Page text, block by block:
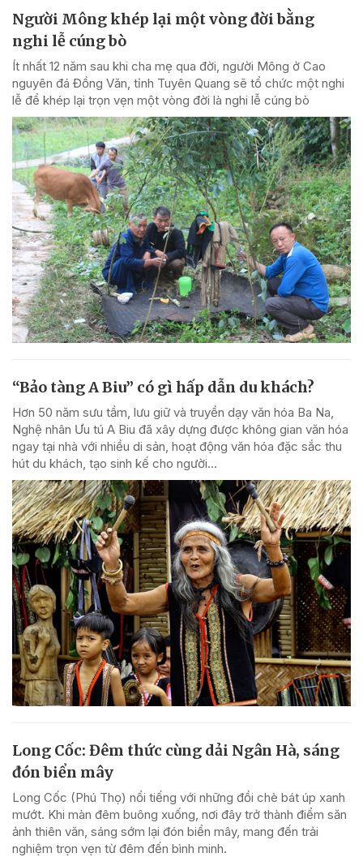
Người Mông khép lại một vòng đời bằng
nghi lễ cúng bò
Ít nhất 12 năm sau khi cha mẹ qua đời, người Mông ở Cao
nguyên đá Đồng Văn, tỉnh Tuyên Quang sẽ tổ chức một nghi
lễ để khép lại trọn vẹn một vòng đời là nghi lễ cúng bò
“Bảo tàng A Biu” có gì hấp dẫn du khách?
Hơn 50 năm sưu tầm, lưu giữ và truyền dạy văn hóa Ba Na,
Nghệ nhân Ưu tú A Biu đã xây dựng được không gian văn hóa
ngay tại nhà với nhiều di sản, hoạt động văn hóa đặc sắc thu
hút du khách, tạo sinh kế cho người...
Long Cốc: Đêm thức cùng dải Ngân Hà, sáng
đón biển mây
Long Cốc (Phú Thọ) nổi tiếng với những đồi chè bát úp xanh
mướt. Khi màn đêm buông xuống, nơi đây trở thành điểm săn
ảnh thiên văn, sáng sớm lại đón biển mây, mang đến trải
nghiệm trọn vẹn từ đêm đến bình minh.